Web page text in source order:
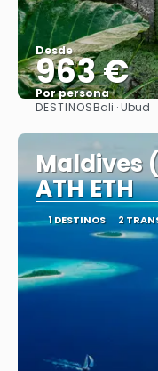
Desde
963 €
Por persona
DESTINOSBali · Ubud
Maldives
ATH ETH
1 DESTINOS 2